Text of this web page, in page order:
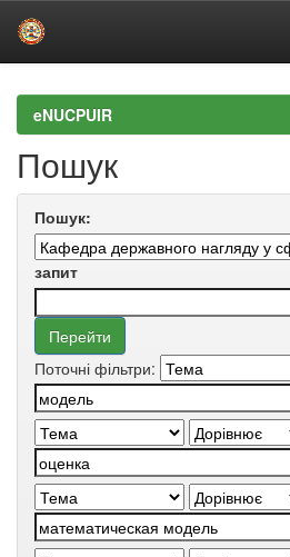
navigationeNUCPUIR
Пошук
Пошук:
запит
Поточні фільтри: